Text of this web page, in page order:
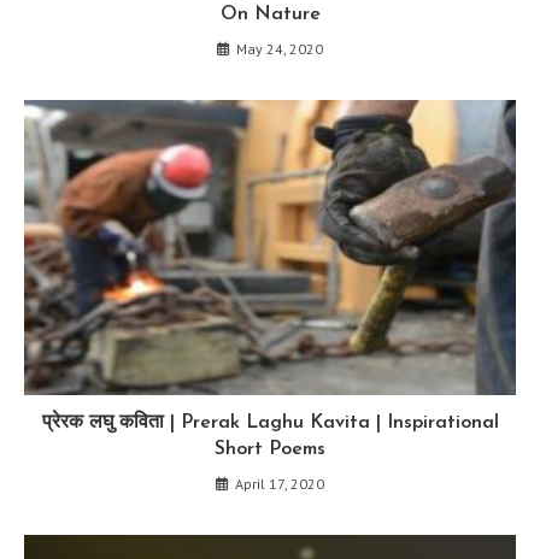
On Nature
May 24, 2020
प्रेरक लघु कविता | Prerak Laghu Kavita | Inspirational
Short Poems
April 17, 2020